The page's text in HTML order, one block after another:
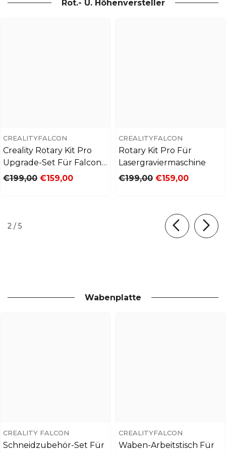
K9 Kristallwürfel ABS-Platten 6''
Download-Center
Firmware & Benutzerhandbuch
Rot.- U. Höhenversteller
CREALITYFALCON
Creality Rotary Kit Pro
Upgrade-Set Für Falcon
A1/A1 Pro
€199,00 €159,00
CREALITYFALCON
Rotary Kit Pro Für
Lasergraviermaschine
€199,00 €159,00
2 / von
5
Wabenplatte
CREALITY FALCON
Schneidzubehör-Set Für
CREALITYFALCON
Waben-Arbeitstisch Für